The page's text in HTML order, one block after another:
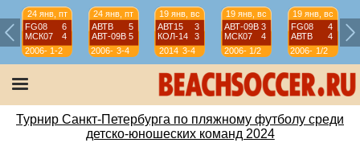
24 янв, пт
FG08
6
МСК07
4
2006-
07
1-2
24 янв, пт
АВТВ
5
АВТ-09B 5
2006-
07
3-4
19 янв, вс
АВТ15
3
КОЛ-14
3
2014 3-4
19 янв, вс
АВТ-09B 3
МСК07
4
2006-
07
1/2
19 янв, вс
FG08
4
АВТВ
4
2006-
07
1/2
Турнир Санкт-Петербурга по пляжному футболу среди
детско-юношеских команд 2024